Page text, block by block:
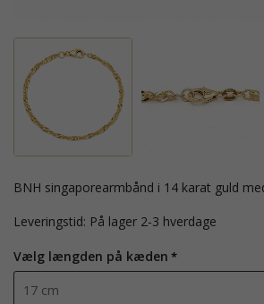
BNH singaporearmbånd i 14 karat guld
Leveringstid: På lager 2-3 hverdage
Vælg længden på kæden